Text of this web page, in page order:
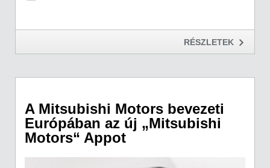
RÉSZLETEK
A Mitsubishi Motors bevezeti
Európában az új „Mitsubishi
Motors“ Appot